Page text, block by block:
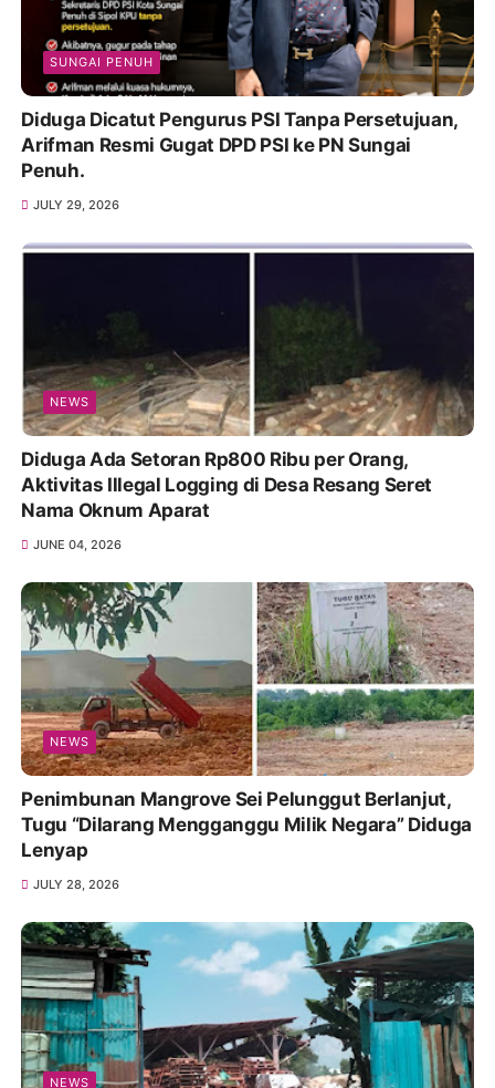
SUNGAI PENUH
Diduga Dicatut Pengurus PSI Tanpa Persetujuan,
Arifman Resmi Gugat DPD PSI ke PN Sungai
Penuh.
JULY 29, 2026
NEWS
Diduga Ada Setoran Rp800 Ribu per Orang,
Aktivitas Illegal Logging di Desa Resang Seret
Nama Oknum Aparat
JUNE 04, 2026
NEWS
Penimbunan Mangrove Sei Pelunggut Berlanjut,
Tugu “Dilarang Mengganggu Milik Negara” Diduga
Lenyap
JULY 28, 2026
NEWS